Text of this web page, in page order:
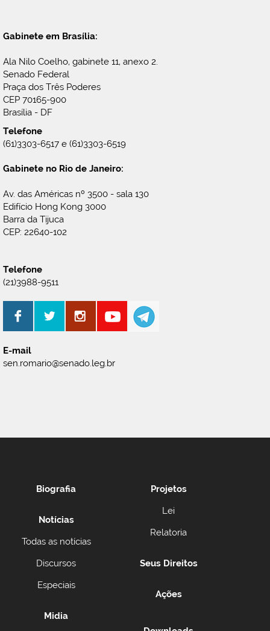
Gabinete em Brasília:
Ala Nilo Coelho, gabinete 11, anexo 2.
Senado Federal
Praça dos Três Poderes
CEP 70165-900
Brasília - DF
Telefone
(61)3303-6517 e (61)3303-6519
Gabinete no Rio de Janeiro:
Av. das Américas nº 3500 - sala 130
Edifício Hong Kong 3000
Barra da Tijuca
CEP: 22640-102
Telefone
(21)3988-9511
E-mail
sen.romario@senado.leg.br
Biografia
Notícias
Todas as notícias
Discursos
Especiais
Midia
Projetos
Lei
Relatoria
Seus Direitos
Ações